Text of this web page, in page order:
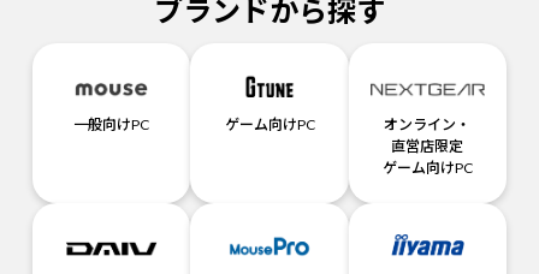
ブランドから探す
一般向けPC ゲーム向けPC
オンライン・
直営店限定
ゲーム向けPC